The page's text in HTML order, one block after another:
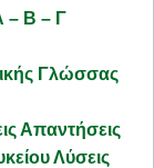
– Β – Γ
Γλώσσας
Απαντήσεις
Λύσεις